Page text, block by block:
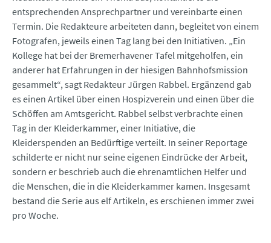
entsprechenden Ansprechpartner und vereinbarte einen
Termin. Die Redakteure arbeiteten dann, begleitet von einem
Fotografen, jeweils einen Tag lang bei den Initiativen. „Ein
Kollege hat bei der Bremerhavener Tafel mitgeholfen, ein
anderer hat Erfahrungen in der hiesigen Bahnhofsmission
gesammelt“, sagt Redakteur Jürgen Rabbel. Ergänzend gab
es einen Artikel über einen Hospizverein und einen über die
Schöffen am Amtsgericht. Rabbel selbst verbrachte einen
Tag in der Kleiderkammer, einer Initiative, die
Kleiderspenden an Bedürftige verteilt. In seiner Reportage
schilderte er nicht nur seine eigenen Eindrücke der Arbeit,
sondern er beschrieb auch die ehrenamtlichen Helfer und
die Menschen, die in die Kleiderkammer kamen. Insgesamt
bestand die Serie aus elf Artikeln, es erschienen immer zwei
pro Woche.